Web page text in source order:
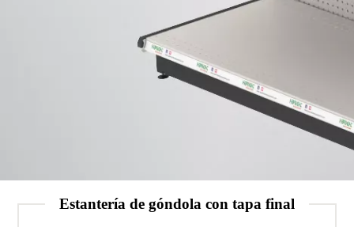
Estantería de góndola con tapa final